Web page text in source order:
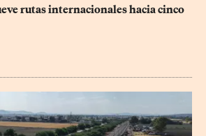
rutas internacionales hacia cinco